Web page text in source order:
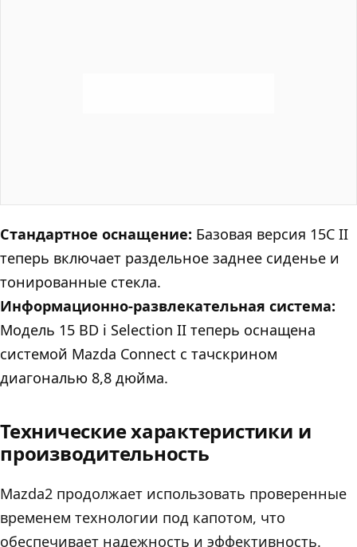
Стандартное оснащение: Базовая версия 15C II
теперь включает раздельное заднее сиденье и
тонированные стекла.
Информационно-развлекательная система:
Модель 15 BD i Selection II теперь оснащена
системой Mazda Connect с тачскрином
диагональю 8,8 дюйма.
Технические характеристики и
производительность
Mazda2 продолжает использовать проверенные
временем технологии под капотом, что
обеспечивает надежность и эффективность.